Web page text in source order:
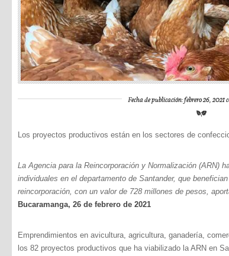
Fecha de publicación: febrero 26, 2021
Los proyectos productivos están en los sectores de
La Agencia para la Reincorporación y Normalización (ARN)
individuales en el departamento de Santander, que
reincorporación, con un valor de 728 millones de pesos,
Bucaramanga, 26 de febrero de 2021
Emprendimientos en avicultura, agricultura, ganadería,
los 82 proyectos productivos que ha viabilizado la ARN en